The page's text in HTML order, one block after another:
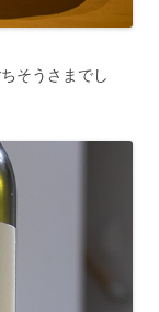
そうさまでし